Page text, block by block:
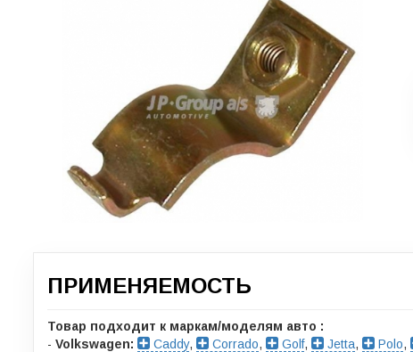
ПРИМЕНЯЕМОСТЬ
Товар подходит к маркам/моделям авто :
- Volkswagen: Caddy, Corrado, Golf, Jetta, Polo,